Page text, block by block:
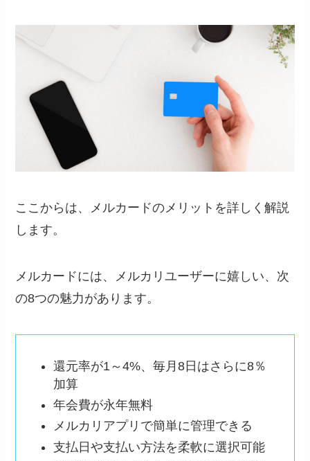
ここからは、メルカードのメリットを詳しく解説
します。
メルカードには、メルカリユーザーに嬉しい、次
の8つの魅力があります。
還元率が1～4%、毎月8日はさらに8％
加算
年会費が永年無料
メルカリアプリで簡単に管理できる
支払日や支払い方法を柔軟に選択可能